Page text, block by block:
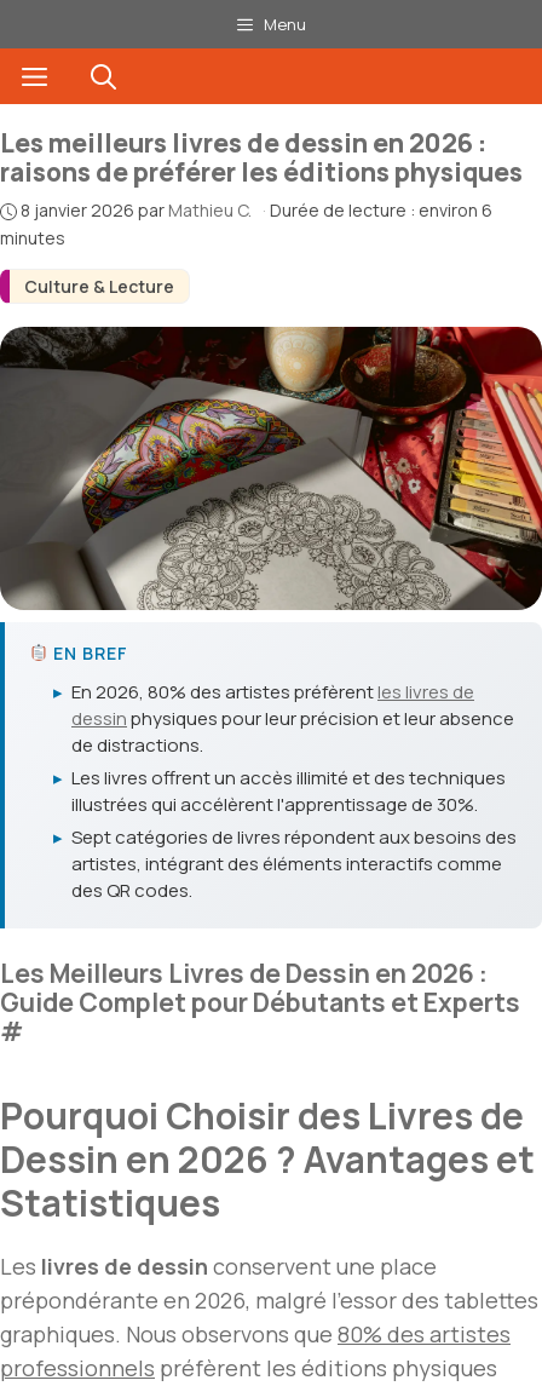
au
contenu
Menu
Menu
Culture & Lecture
Les meilleurs livres de dessin en 2026 :
raisons de préférer les éditions physiques
8 janvier 2026 par Mathieu C. · Durée de lecture : environ 6
minutes
EN BREF
▸ En 2026, 80% des artistes préfèrentles livres de
dessinphysiques pour leur précision et leur absence
de distractions.
▸ Les livres offrent un accès illimité et des techniques
illustrées qui accélèrent l'apprentissage de 30%.
▸ Sept catégories de livres répondent aux besoins des
artistes, intégrant des éléments interactifs comme
des QR codes.
Les Meilleurs Livres de Dessin en 2026 :
Guide Complet pour Débutants et Experts
#
Pourquoi Choisir des Livres de
Dessin en 2026 ? Avantages et
Statistiques
Les livres de dessin conservent une place
prépondérante en 2026, malgré l’essor des tablettes
graphiques. Nous observons que 80% des artistes
professionnels préfèrent les éditions physiques